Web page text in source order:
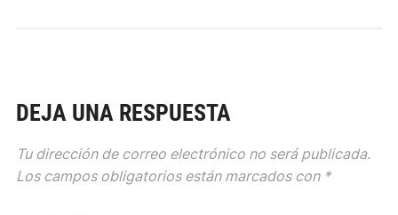
DEJA UNA RESPUESTA
Tu dirección de correo electrónico no será publicada.
Los campos obligatorios están marcados con *